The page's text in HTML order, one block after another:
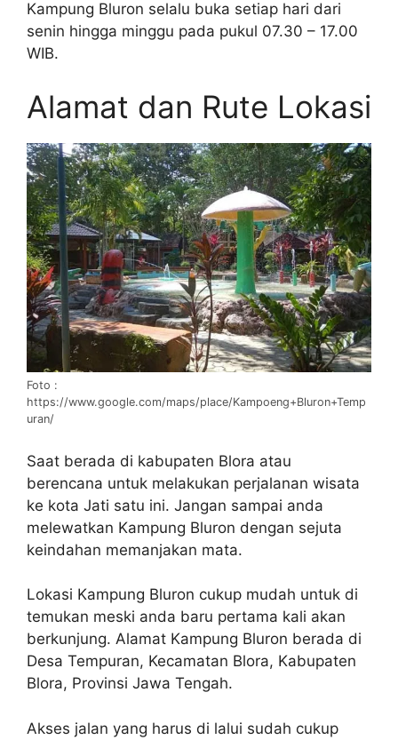
Kampung Bluron selalu buka setiap hari dari
senin hingga minggu pada pukul 07.30 – 17.00
WIB.
Alamat dan Rute Lokasi
Foto :
https://www.google.com/maps/place/Kampoeng+Bluron+Temp
uran/
Saat berada di kabupaten Blora atau
berencana untuk melakukan perjalanan wisata
ke kota Jati satu ini. Jangan sampai anda
melewatkan Kampung Bluron dengan sejuta
keindahan memanjakan mata.
Lokasi Kampung Bluron cukup mudah untuk di
temukan meski anda baru pertama kali akan
berkunjung. Alamat Kampung Bluron berada di
Desa Tempuran, Kecamatan Blora, Kabupaten
Blora, Provinsi Jawa Tengah.
Akses jalan yang harus di lalui sudah cukup